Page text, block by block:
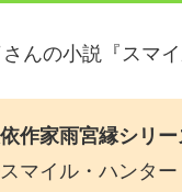
んの小説『スマ
作家雨宮縁シリ
マイル・ハンター